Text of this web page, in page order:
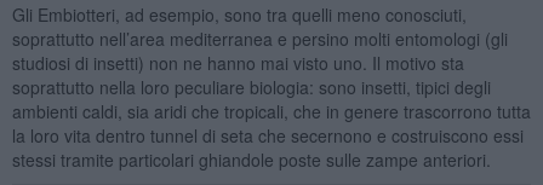
Gli Embiotteri, ad esempio, sono tra quelli meno conosciuti,
soprattutto nell’area mediterranea e persino molti entomologi (gli
studiosi di insetti) non ne hanno mai visto uno. Il motivo sta
soprattutto nella loro peculiare biologia: sono insetti, tipici degli
ambienti caldi, sia aridi che tropicali, che in genere trascorrono tutta
la loro vita dentro tunnel di seta che secernono e costruiscono essi
stessi tramite particolari ghiandole poste sulle zampe anteriori.